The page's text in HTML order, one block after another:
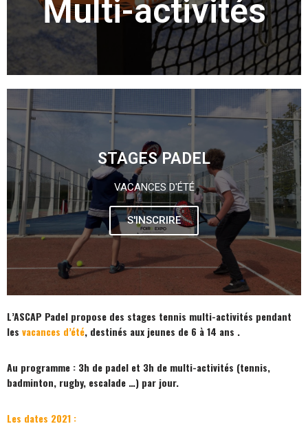
Multi-activités
STAGES PADEL
VACANCES D'ÉTÉ
S'INSCRIRE
L’ASCAP Padel propose des stages tennis multi-activités pendant
les vacances d’été, destinés aux jeunes de 6 à 14 ans .
Au programme : 3h de padel et 3h de multi-activités (tennis,
badminton, rugby, escalade …) par jour.
Les dates 2021 :